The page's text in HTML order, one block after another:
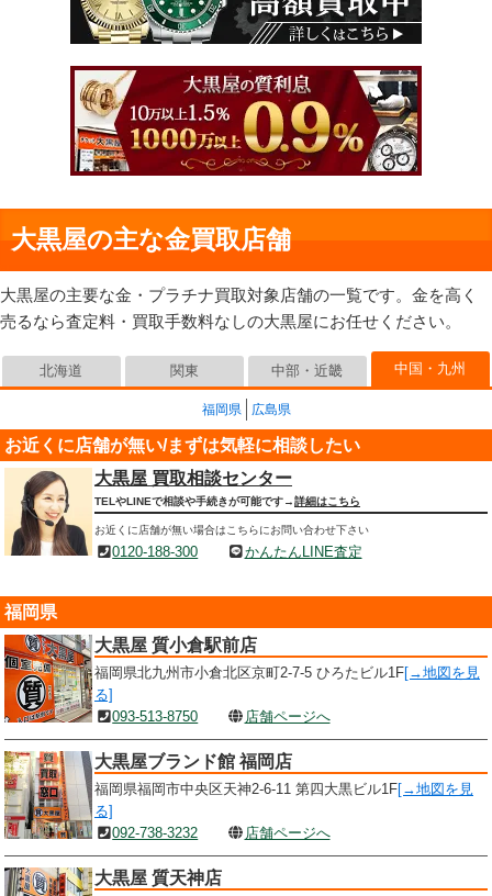
大黒屋の主な金買取店舗
大黒屋の主要な金・プラチナ買取対象店舗の一覧です。金を高く
売るなら査定料・買取手数料なしの大黒屋にお任せください。
北海道 関東 中部・近畿 中国・九州
福岡県 広島県
お近くに店舗が無い/まずは気軽に相談したい
大黒屋 買取相談センター
TELやLINEで相談や手続きが可能です→詳細はこちら
お近くに店舗が無い場合はこちらにお問い合わせ下さい
0120-188-300 かんたんLINE査定
福岡県
大黒屋 質小倉駅前店
福岡県北九州市小倉北区京町2-7-5 ひろたビル1F[→地図を見
る]
093-513-8750
店舗ページへ
大黒屋ブランド館 福岡店
福岡県福岡市中央区天神2-6-11 第四大黒ビル1F[→地図を見
る]
092-738-3232
店舗ページへ
大黒屋 質天神店